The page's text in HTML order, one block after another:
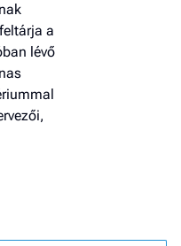
a
lévő